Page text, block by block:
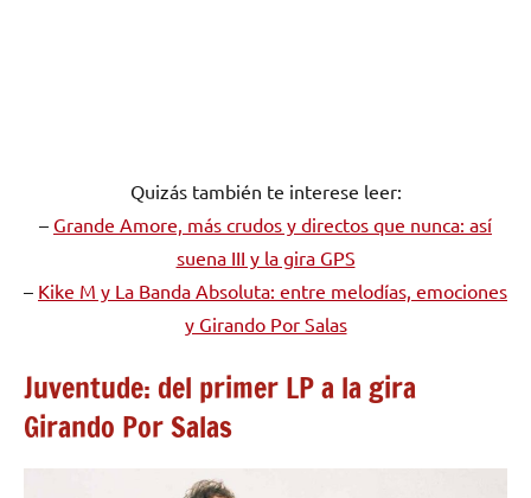
Quizás también te interese leer:
– Grande Amore, más crudos y directos que nunca: así
suena III y la gira GPS
– Kike M y La Banda Absoluta: entre melodías, emociones
y Girando Por Salas
Juventude: del primer LP a la gira
Girando Por Salas